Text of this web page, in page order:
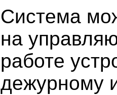
Система
на
работе
дежурному